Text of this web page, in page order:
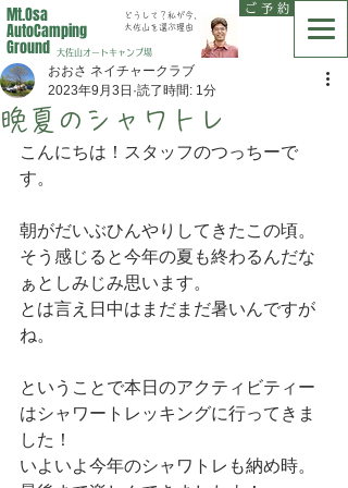
大佐山オートキャンプ場
ご 予 約
Mt.Osa
AutoCamping
Ground
どうして？私が今、
大佐山を選ぶ理由
晩夏のシャワトレ
おおさ ネイチャークラブ
2023年9月3日 読了時間: 1分
こんにちは！スタッフのつっちーで
す。
朝がだいぶひんやりしてきたこの頃。
そう感じると今年の夏も終わるんだな
ぁとしみじみ思います。
とは言え日中はまだまだ暑いんですが
ね。
ということで本日のアクティビティー
はシャワートレッキングに行ってきま
した！
いよいよ今年のシャワトレも納め時。